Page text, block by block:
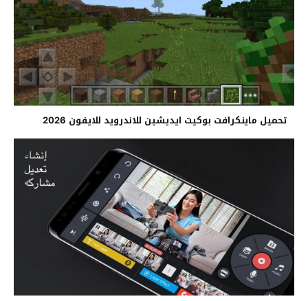
تحميل ماينكرافت بوكيت ايديشين للاندرويد للايفون 2026